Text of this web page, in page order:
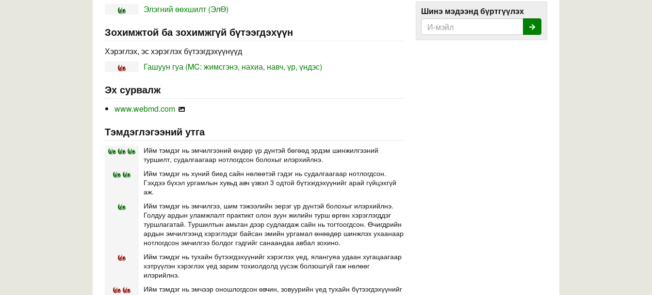
Элэгний өөхшилт (ЭлӨ)
Зохимжтой ба зохимжгүй бүтээгдэхүүн
Хэрэглэх, эс хэрэглэх бүтээгдэхүүнүүд
Гашуун гуа (MC: жимсгэнэ, нахиа, навч, үр, үндэс)
Эх сурвалж
www.webmd.com
Тэмдэглэгээний утга
Ийм тэмдэг нь эмчилгээний өндөр үр дүнтэй бөгөөд эрдэм шинжилгээний
туршилт, судалгаагаар нотлогдсон болохыг илэрхийлнэ.
Ийм тэмдэг нь хүний биед сайн нөлөөтэй гэдэг нь судалгаагаар нотлогдсон.
Гэхдээ бүхэл ургамлын хувьд авч үзвэл 3 одтой бүтээгдэхүүнийг арай гүйцэхгүй
аж.
Ийм тэмдэг нь эмчилгээ, шим тэжээлийн эерэг үр дүнтэй болохыг илэрхийлнэ.
Голдуу ардын уламжлалт практикт олон зуун жилийн турш өргөн хэрэглэгддэг
туршлагатай. Туршилтын амьтан дээр судлагдаж сайн нь тогтоогдсон. Өчигдрийн
ардын эмчилгээнд хэрэглэдэг байсан эмийн ургамал өнөөдөр шинжлэх ухаанаар
нотлогдсон эмчилгээ болдог гэдгийг санаандаа авбал зохино.
Ийм тэмдэг нь тухайн бүтээгдэхүүнийг хэрэглэх үед, ялангуяа удаан хугацаагаар
хэтрүүлэн хэрэглэх үед зарим тохиолдолд үүсэж болзошгүй гаж нөлөөг
илэрийлнэ.
Ийм тэмдэг нь эмчээр оношлогдсон өвчин, зовуурийн үед тухайн бүтээгдэхүүнийг
Шинэ мэдээнд бүртгүүлэх